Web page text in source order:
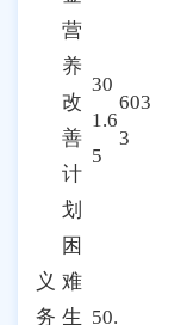
义
务
营
养
改
善
计
划
30
1.6
5
603
3
困
难
生 50.